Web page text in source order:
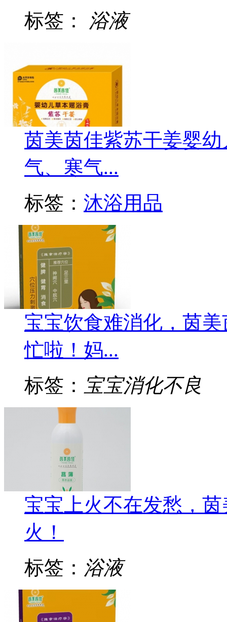
标签： 浴液
茵美茵佳紫苏干姜婴
气、寒气...
标签： 沐浴用品
宝宝饮食难消化，茵
忙啦！妈...
标签： 宝宝消化不良
宝宝上火不在发愁，
火！
标签： 浴液